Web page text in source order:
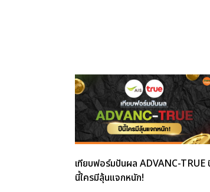
เทียบฟอร์มปันผล ADVANC-TRUE
นี้ใครมีลุ้นแจกหนัก!